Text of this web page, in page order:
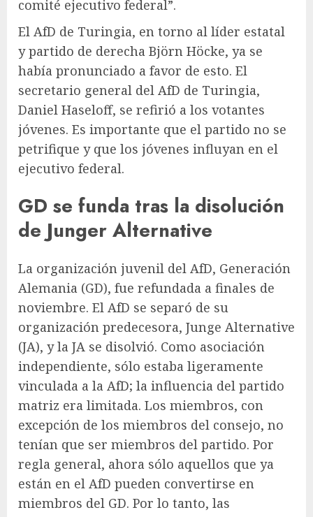
comité ejecutivo federal”.
El AfD de Turingia, en torno al líder estatal
y partido de derecha Björn Höcke, ya se
había pronunciado a favor de esto. El
secretario general del AfD de Turingia,
Daniel Haseloff, se refirió a los votantes
jóvenes. Es importante que el partido no se
petrifique y que los jóvenes influyan en el
ejecutivo federal.
GD se funda tras la disolución
de Junger Alternative
La organización juvenil del AfD, Generación
Alemania (GD), fue refundada a finales de
noviembre. El AfD se separó de su
organización predecesora, Junge Alternative
(JA), y la JA se disolvió. Como asociación
independiente, sólo estaba ligeramente
vinculada a la AfD; la influencia del partido
matriz era limitada. Los miembros, con
excepción de los miembros del consejo, no
tenían que ser miembros del partido. Por
regla general, ahora sólo aquellos que ya
están en el AfD pueden convertirse en
miembros del GD. Por lo tanto, las